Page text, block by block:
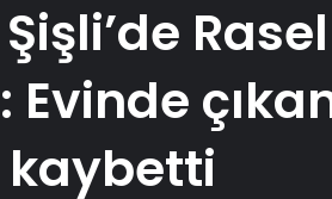
Evinde
kaybetti